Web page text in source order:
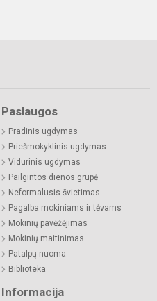
Paslaugos
Pradinis ugdymas
Priešmokyklinis ugdymas
Vidurinis ugdymas
Pailgintos dienos grupė
Neformalusis švietimas
Pagalba mokiniams ir tėvams
Mokinių pavėžėjimas
Mokinių maitinimas
Patalpų nuoma
Biblioteka
Informacija